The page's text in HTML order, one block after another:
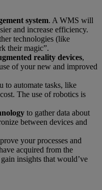
system. A WMS will
and increase efficiency.
technologies (like
their magic”.
reality devices,
of your new and improved
to automate tasks, like
The use of robotics is
to gather data about
between devices and
your processes and
acquired from the
insights that would’ve